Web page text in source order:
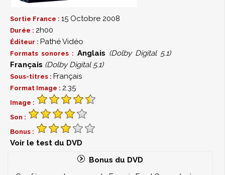
Sortie France : 15 Octobre 2008
Durée : 2h00
Éditeur : Pathé Vidéo
Formats sonores : Anglais (Dolby Digital 5.1)
Français (Dolby Digital 5.1)
Sous-titres : Français
Format Image : 2.35
Image :
Son :
Bonus :
Voir le test du DVD
Bonus du DVD